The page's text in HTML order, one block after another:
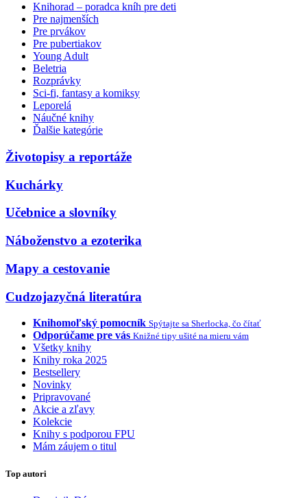
Knihorad – poradca kníh pre deti
Pre najmenších
Pre prvákov
Pre pubertiakov
Young Adult
Beletria
Rozprávky
Sci-fi, fantasy a komiksy
Leporelá
Náučné knihy
Ďalšie kategórie
Životopisy a reportáže
Kuchárky
Učebnice a slovníky
Náboženstvo a ezoterika
Mapy a cestovanie
Cudzojazyčná literatúra
Knihomoľský pomocník Spýtajte sa Sherlocka, čo čítať
Odporúčame pre vás Knižné tipy ušité na mieru vám
Všetky knihy
Knihy roka 2025
Bestsellery
Novinky
Pripravované
Akcie a zľavy
Kolekcie
Knihy s podporou FPU
Mám záujem o titul
Top autori